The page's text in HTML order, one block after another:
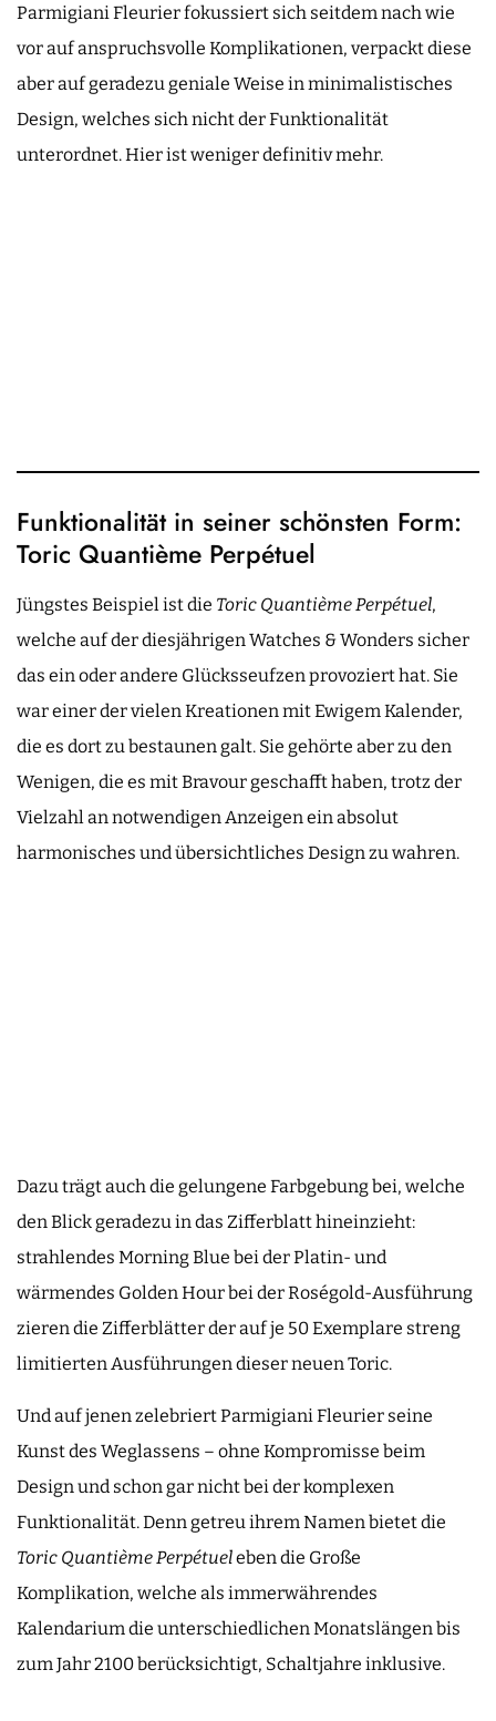
Parmigiani Fleurier fokussiert sich seitdem nach wie
vor auf anspruchsvolle Komplikationen, verpackt diese
aber auf geradezu geniale Weise in minimalistisches
Design, welches sich nicht der Funktionalität
unterordnet. Hier ist weniger definitiv mehr.
Funktionalität in seiner schönsten Form:
Toric Quantième Perpétuel
Jüngstes Beispiel ist die Toric Quantième Perpétuel,
welche auf der diesjährigen Watches & Wonders sicher
das ein oder andere Glücksseufzen provoziert hat. Sie
war einer der vielen Kreationen mit Ewigem Kalender,
die es dort zu bestaunen galt. Sie gehörte aber zu den
Wenigen, die es mit Bravour geschafft haben, trotz der
Vielzahl an notwendigen Anzeigen ein absolut
harmonisches und übersichtliches Design zu wahren.
Dazu trägt auch die gelungene Farbgebung bei, welche
den Blick geradezu in das Zifferblatt hineinzieht:
strahlendes Morning Blue bei der Platin- und
wärmendes Golden Hour bei der Roségold-Ausführung
zieren die Zifferblätter der auf je 50 Exemplare streng
limitierten Ausführungen dieser neuen Toric.
Und auf jenen zelebriert Parmigiani Fleurier seine
Kunst des Weglassens – ohne Kompromisse beim
Design und schon gar nicht bei der komplexen
Funktionalität. Denn getreu ihrem Namen bietet die
Toric Quantième Perpétueleben die Große
Komplikation, welche als immerwährendes
Kalendarium die unterschiedlichen Monatslängen bis
zum Jahr 2100 berücksichtigt, Schaltjahre inklusive.